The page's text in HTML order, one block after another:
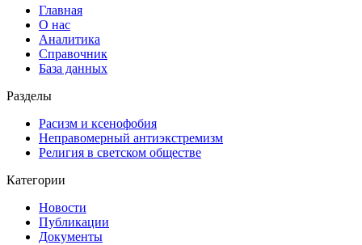
Главная
О нас
Аналитика
Справочник
База данных
Разделы
Расизм и ксенофобия
Неправомерный антиэкстремизм
Религия в светском обществе
Категории
Новости
Публикации
Документы